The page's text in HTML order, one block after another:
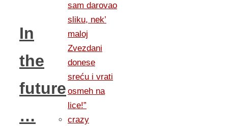
In
the
future
…
sam darovao
sliku, nek’
maloj
Zvezdani
donese
sreću i vrati
osmeh na
lice!”
crazy